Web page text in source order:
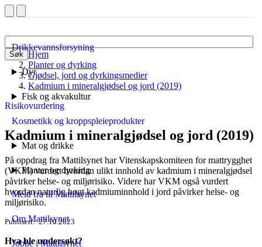
Søk
Drikkevannsforsyning
Dyr
Fisk og akvakultur
Kosmetikk og kroppspleieprodukter
Mat og drikke
Planter og dyrking
Meld fra til Mattilsynet
Om Mattilsynet
Jobbe i Mattilsynet
Hjem
Planter og dyrking
Gjødsel, jord og dyrkingsmedier
Kadmium i mineralgjødsel og jord (2019)
Risikovurdering
Kadmium i mineralgjødsel og jord (2019)
På oppdrag fra Mattilsynet har Vitenskapskomiteen for mattrygghet
(VKM) vurdert hvordan ulikt innhold av kadmium i mineralgjødsel
påvirker helse- og miljørisiko. Videre har VKM også vurdert
hvordan naturlig høgt kadmiuminnhold i jord påvirker helse- og
miljørisiko.
Publisert 27.10.2023
Hva ble undersøkt?